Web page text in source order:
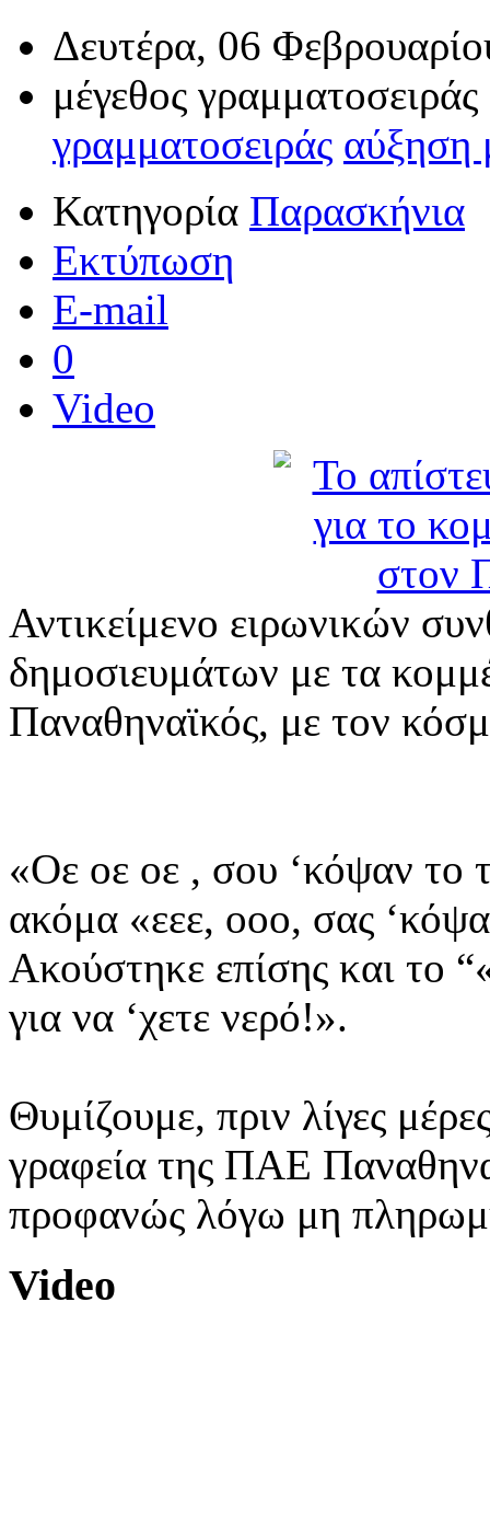
Δευτέρα, 06
μέγεθος γραμματοσειράς
γραμματοσειράς αύξηση
Κατηγορία Παρασκήνια
Εκτύπωση
E-mail
0
Video
Αντικείμενο ειρωνικών
δημοσιευμάτων με τα
Παναθηναϊκός, με τον
«Οε οε οε , σου ‘κόψαν το
ακόμα «εεε, οοο, σας
Ακούστηκε επίσης και το
για να ‘χετε νερό!».
Θυμίζουμε, πριν λίγες
γραφεία της ΠΑΕ
προφανώς λόγω μη
Video